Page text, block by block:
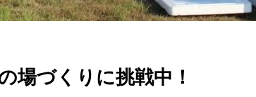
場づくりに挑戦中！